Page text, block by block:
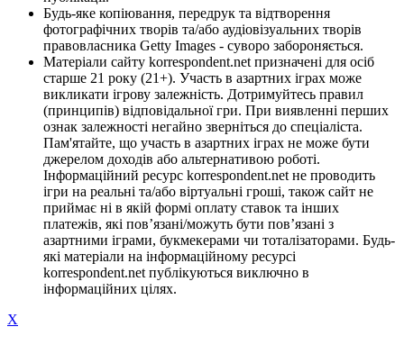
Будь-яке копіювання, передрук та відтворення
фотографічних творів та/або аудіовізуальних творів
правовласника Getty Images - суворо забороняється.
Матеріали сайту korrespondent.net призначені для осіб
старше 21 року (21+). Участь в азартних іграх може
викликати ігрову залежність. Дотримуйтесь правил
(принципів) відповідальної гри. При виявленні перших
ознак залежності негайно зверніться до спеціаліста.
Пам'ятайте, що участь в азартних іграх не може бути
джерелом доходів або альтернативою роботі.
Інформаційний ресурс korrespondent.net не проводить
ігри на реальні та/або віртуальні гроші, також сайт не
приймає ні в якій формі оплату ставок та інших
платежів, які пов’язані/можуть бути пов’язані з
азартними іграми, букмекерами чи тоталізаторами. Будь-
які матеріали на інформаційному ресурсі
korrespondent.net публікуються виключно в
інформаційних цілях.
X